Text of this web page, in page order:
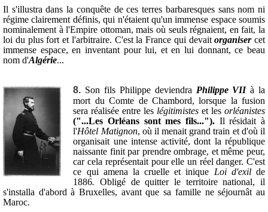
Il s'illustra dans la conquête de ces terres barbaresques sans nom ni
régime clairement définis, qui n'étaient qu'un immense espace soumis
nominalement à l'Empire ottoman, mais où seuls régnaient, en fait, la
loi du plus fort et l'arbitraire. C'est la France qui devaitorganisercet
immense espace, en inventant pour lui, et en lui donnant, ce beau
nom d'Algérie...
8. Son fils Philippe deviendra Philippe VIIà la
mort du Comte de Chambord, lorsque la fusion
sera réalisée entre les légitimistes et lesorléanistes
("...Les Orléans sont mes fils..."). Il résidait à
l'Hôtel Matignon, où il menait grand train et d'où il
organisait une intense activité, dont la république
naissante finit par prendre ombrage, et même peur,
car cela représentait pour elle un réel danger. C'est
ce qui amena la cruelle et inique Loi d'exilde
1886. Obligé de quitter le territoire national, il
s'installa d'abord à Bruxelles, avant que sa famille ne séjournât au
Maroc.